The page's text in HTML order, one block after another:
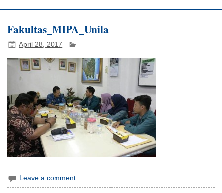
Fakultas_MIPA_Unila
April 28, 2017
Leave a comment